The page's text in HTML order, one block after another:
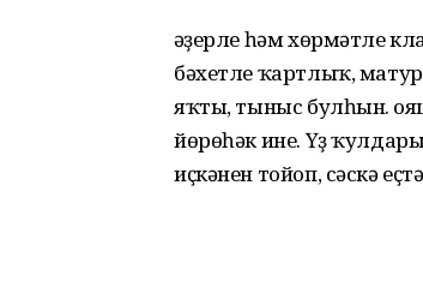
Ҡәҙерле һәм хөрмәтле
бәхетле ҡартлыҡ,
яҡты, тыныс булһын.
йөрөһәк ине. Үҙ
иҫкәнен тойоп, сәскә